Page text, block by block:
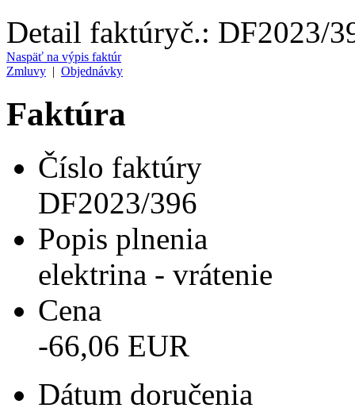
Detail faktúryč.: DF2023/
Naspäť na výpis faktúr
Zmluvy | Objednávky
Faktúra
Číslo faktúry
DF2023/396
Popis plnenia
elektrina - vrátenie
Cena
-66,06 EUR
Dátum doručenia